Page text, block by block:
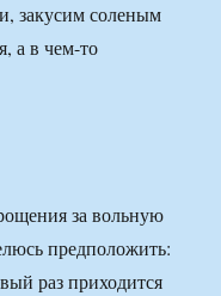
закусим соленым
а в чем-то
за вольную
предположить:
раз приходится